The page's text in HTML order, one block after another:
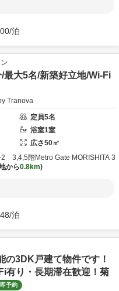
/泊
最大5名/新築好立地/Wi-Fi
Tranova
定員5名
浴室1室
広さ50㎡
2 3,4,5階Metro Gate MORISHITA 3
から0.8km
/泊
の3DK戸建て物件です！
有り・長期滞在歓迎！菊
即予約